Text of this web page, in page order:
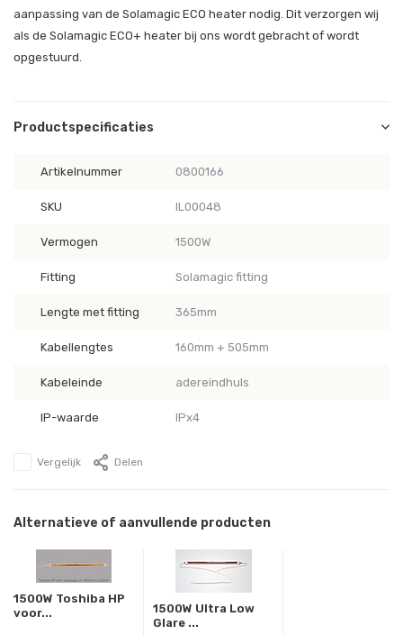
aanpassing van de Solamagic ECO heater nodig. Dit verzorgen wij
als de Solamagic ECO+ heater bij ons wordt gebracht of wordt
opgestuurd.
Productspecificaties
Artikelnummer 0800166
SKU IL00048
Vermogen 1500W
Fitting Solamagic fitting
Lengte met fitting 365mm
Kabellengtes 160mm + 505mm
Kabeleinde adereindhuls
IP-waarde IPx4
Vergelijk Delen
Alternatieve of aanvullende producten
1500W Toshiba HP
voor...
1500W Ultra Low
Glare ...